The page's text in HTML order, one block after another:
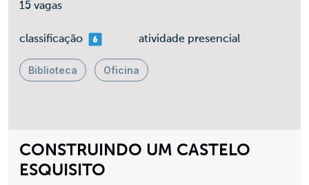
CONSTRUINDO UM CASTELO
ESQUISITO
15 vagas
classificaçãomais 06 atividade presencial
Biblioteca Oficina